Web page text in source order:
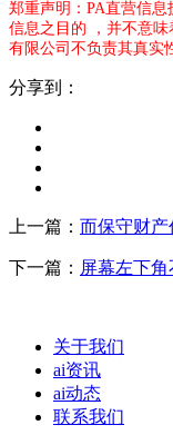
郑重声明：PA直营信
信息之目的 ，并不意
有限公司不负责其真实
分享到：
上一篇： 而保守财
下一篇： 屏幕左下
关于我们
ai资讯
ai动态
联系我们